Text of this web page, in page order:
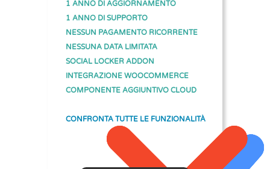
1 ANNO DI AGGIORNAMENTO
1 ANNO DI SUPPORTO
NESSUN PAGAMENTO RICORRENTE
NESSUNA DATA LIMITATA
SOCIAL LOCKER ADDON
INTEGRAZIONE WOOCOMMERCE
COMPONENTE AGGIUNTIVO CLOUD
CONFRONTA TUTTE LE FUNZIONALITÀ